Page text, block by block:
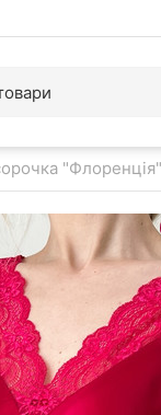
Знижка 23%